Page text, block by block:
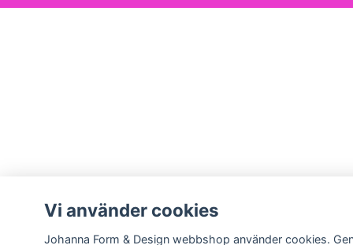
Vi använder cookies
Johanna Form & Design webbshop använder cookies.